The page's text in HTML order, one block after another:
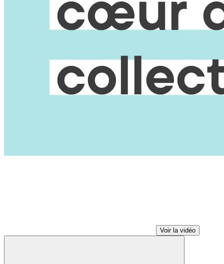
Voir la vidéo